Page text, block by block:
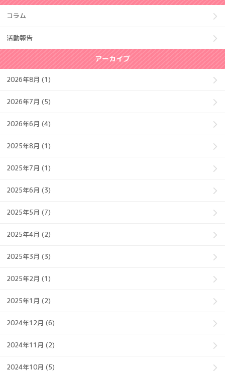
コラム
活動報告
アーカイブ
2026年8月 (1)
2026年7月 (5)
2026年6月 (4)
2025年8月 (1)
2025年7月 (1)
2025年6月 (3)
2025年5月 (7)
2025年4月 (2)
2025年3月 (3)
2025年2月 (1)
2025年1月 (2)
2024年12月 (6)
2024年11月 (2)
2024年10月 (5)